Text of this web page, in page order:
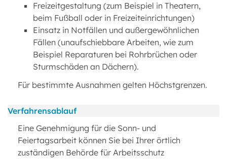
Freizeitgestaltung (zum Beispiel in Theatern,
beim Fußball oder in Freizeiteinrichtungen)
Einsatz in Notfällen und außergewöhnlichen
Fällen (unaufschiebbare Arbeiten, wie zum
Beispiel Reparaturen bei Rohrbrüchen oder
Sturmschäden an Dächern).
Für bestimmte Ausnahmen gelten Höchstgrenzen.
Verfahrensablauf
Eine Genehmigung für die Sonn- und
Feiertagsarbeit können Sie bei Ihrer örtlich
zuständigen Behörde für Arbeitsschutz